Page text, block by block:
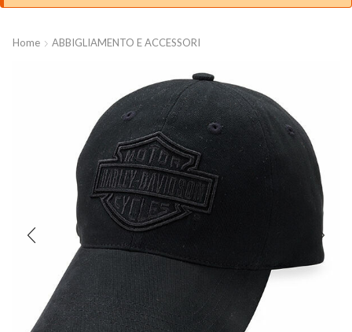
Home ABBIGLIAMENTO E ACCESSORI